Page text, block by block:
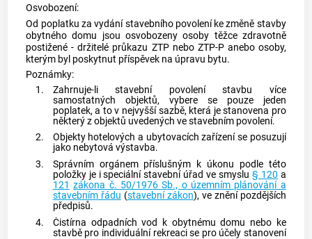
Osvobození:
Od poplatku za vydání stavebního povolení ke změně stavby
obytného domu jsou osvobozeny osoby těžce zdravotně
postižené - držitelé průkazu ZTP nebo ZTP-P anebo osoby,
kterým byl poskytnut příspěvek na úpravu bytu.
Poznámky:
1.
Zahrnuje-li stavební povolení stavbu více
samostatných objektů, vybere se pouze jeden
poplatek, a to v nejvyšší sazbě, která je stanovena pro
některý z objektů uvedených ve stavebním povolení.
2.
Objekty hotelových a ubytovacích zařízení se posuzují
jako nebytová výstavba.
3.
Správním orgánem příslušným k úkonu podle této
položky je i speciální stavební úřad ve smyslu § 120 a
121 zákona č. 50/1976 Sb., o územním plánování a
stavebním řádu (stavební zákon), ve znění pozdějších
předpisů.
4.
Čistírna odpadních vod k obytnému domu nebo ke
stavbě pro individuální rekreaci se pro účely stanovení